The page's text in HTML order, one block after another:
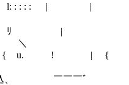
: : : : | |
|
! | {
￣￣ﾞ